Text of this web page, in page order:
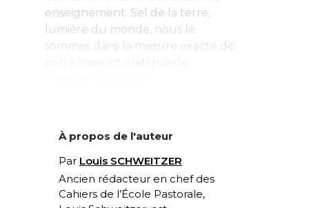
enseignement. Sel de la terre,
lumière du monde, nous le
sommes dans la mesure exacte de
À propos de l'auteur
Par Louis SCHWEITZER
Ancien rédacteur en chef des
Cahiers de l’École Pastorale,